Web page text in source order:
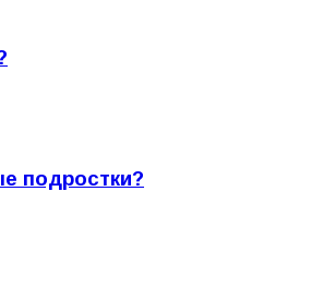
подростки?